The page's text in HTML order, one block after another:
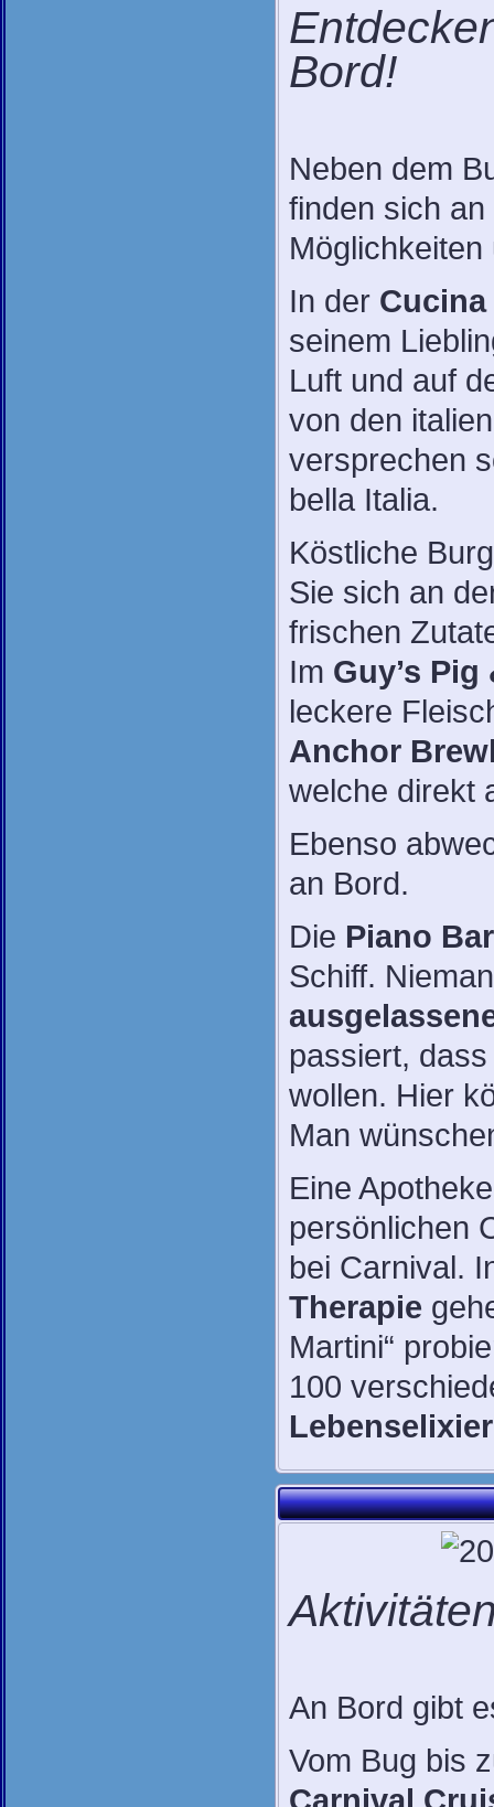
Bord!
Neben dem
finden sich
In der
seinem
Luft und auf
von den
versprechen
bella Italia.
Köstliche
Sie sich an
frischen
Im Guy’s
leckere
Anchor
welche direkt
Ebenso
an Bord.
Die Piano Bar
Schiff.
passiert,
wollen. Hier
Man
Eine
persönlichen
bei Carnival.
Therapie
Martini“
100
An Bord gibt
Vom Bug bis